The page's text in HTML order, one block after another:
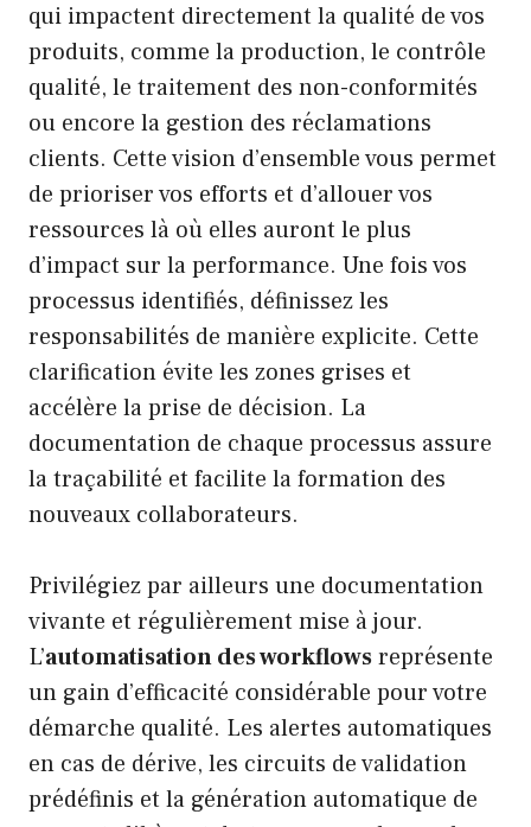
qui impactent directement la qualité de vos
produits, comme la production, le contrôle
qualité, le traitement des non-conformités
ou encore la gestion des réclamations
clients. Cette vision d’ensemble vous permet
de prioriser vos efforts et d’allouer vos
ressources là où elles auront le plus
d’impact sur la performance. Une fois vos
processus identifiés, définissez les
responsabilités de manière explicite. Cette
clarification évite les zones grises et
accélère la prise de décision. La
documentation de chaque processus assure
la traçabilité et facilite la formation des
nouveaux collaborateurs.
Privilégiez par ailleurs une documentation
vivante et régulièrement mise à jour.
L’automatisation des workflowsreprésente
un gain d’efficacité considérable pour votre
démarche qualité. Les alertes automatiques
en cas de dérive, les circuits de validation
prédéfinis et la génération automatique de